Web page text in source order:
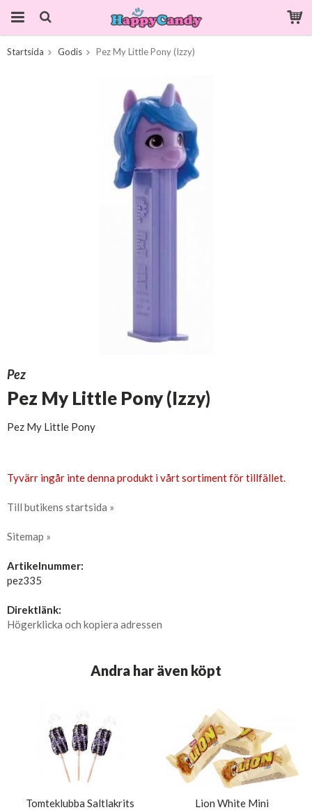
Startsida Godis Pez My Little Pony (Izzy)
Pez
Pez My Little Pony (Izzy)
Pez My Little Pony
Tyvärr ingår inte denna produkt i vårt sortiment för tillfället.
Till butikens startsida »
Sitemap »
Artikelnummer:
pez335
Direktlänk:
Högerklicka och kopiera adressen
Andra har även köpt
Tomteklubba Saltlakrits Lion White Mini